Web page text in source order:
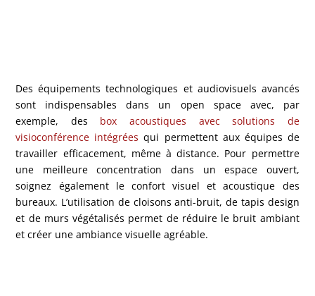
Des équipements technologiques et audiovisuels avancés
sont indispensables dans un open space avec, par
exemple, des box acoustiques avec solutions de
visioconférence intégrées qui permettent aux équipes de
travailler efficacement, même à distance. Pour permettre
une meilleure concentration dans un espace ouvert,
soignez également le confort visuel et acoustique des
bureaux. L’utilisation de cloisons anti-bruit, de tapis design
et de murs végétalisés permet de réduire le bruit ambiant
et créer une ambiance visuelle agréable.